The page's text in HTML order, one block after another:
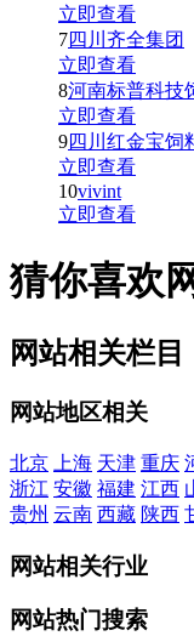
立即查看
7四川齐全集团
立即查看
8河南标普科技
立即查看
9四川红金宝饲
立即查看
10vivint
立即查看
猜你喜欢
网站相关栏目
网站地区相关
北京 上海 天津 重庆
浙江 安徽 福建 江西
贵州 云南 西藏 陕西
网站相关行业
网站热门搜索